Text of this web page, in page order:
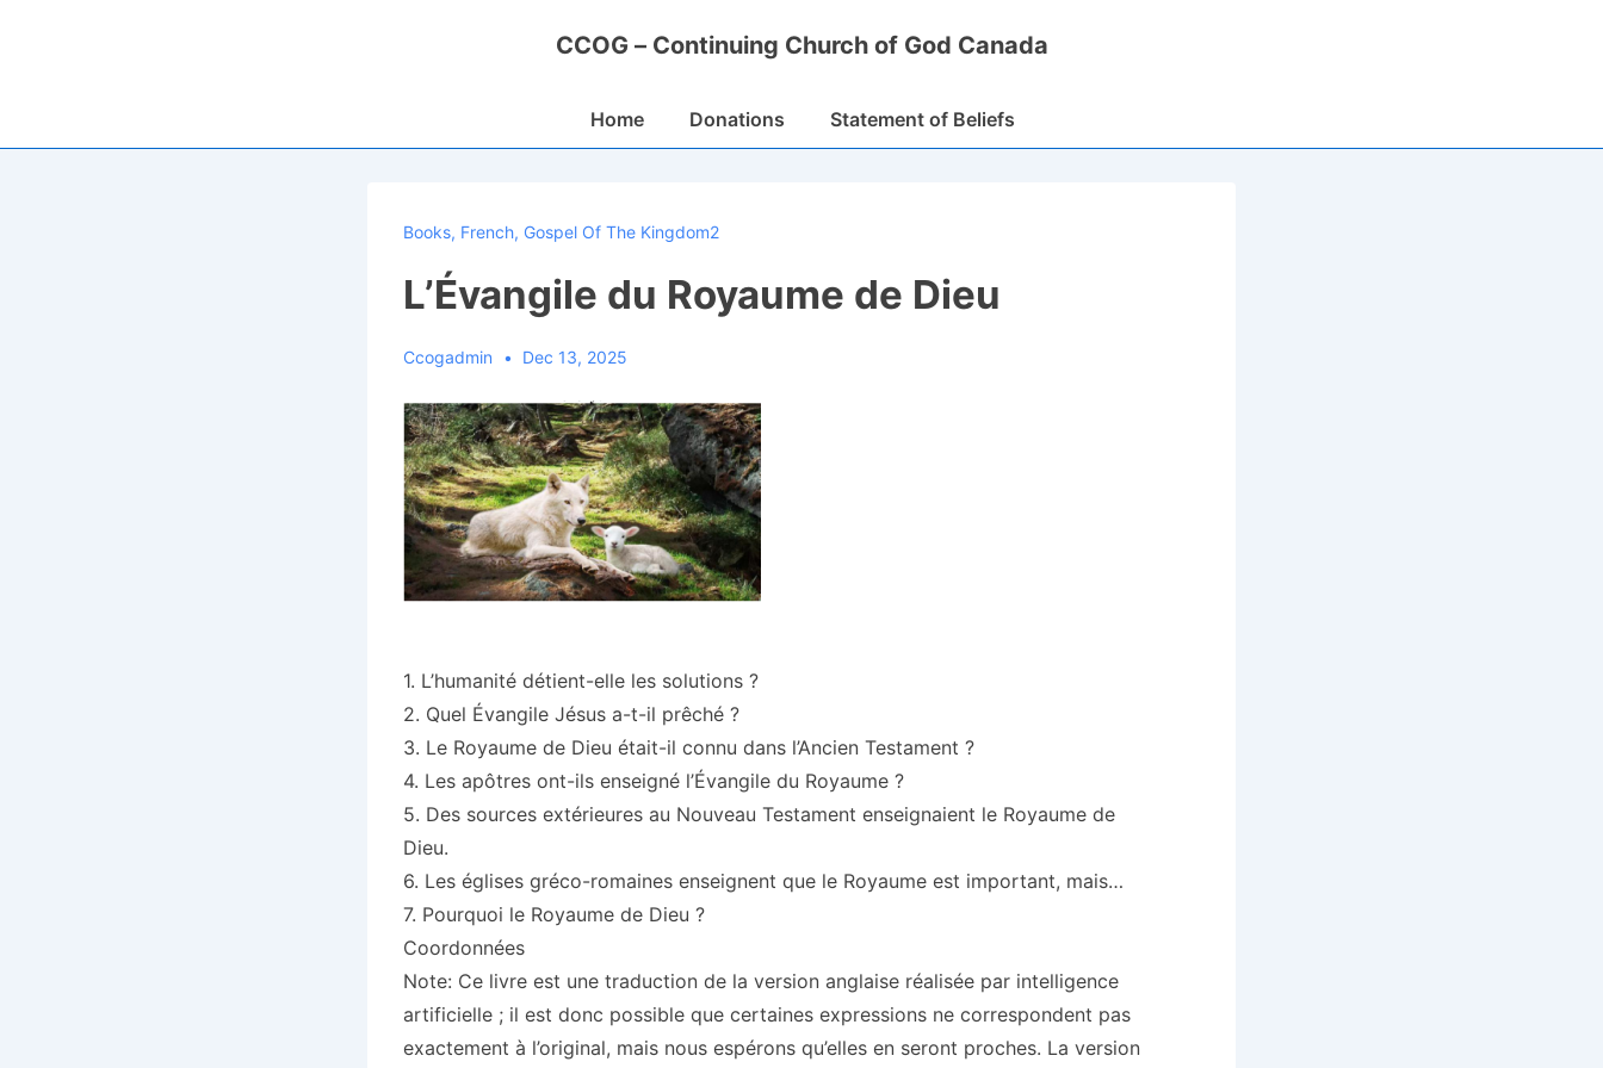
Content
CCOG – Continuing Church of God Canada
MainHome Donations Statement of Beliefs
Books, French, Gospel Of The Kingdom2
L’Évangile du Royaume de Dieu
Ccogadmin Dec 13, 2025
1. L’humanité détient-elle les solutions ?
2. Quel Évangile Jésus a-t-il prêché ?
3. Le Royaume de Dieu était-il connu dans l’Ancien Testament ?
4. Les apôtres ont-ils enseigné l’Évangile du Royaume ?
5. Des sources extérieures au Nouveau Testament enseignaient le Royaume de
Dieu.
6. Les églises gréco-romaines enseignent que le Royaume est important, mais…
7. Pourquoi le Royaume de Dieu ?
Coordonnées
Note: Ce livre est une traduction de la version anglaise réalisée par intelligence
artificielle ; il est donc possible que certaines expressions ne correspondent pas
exactement à l’original, mais nous espérons qu’elles en seront proches. La version